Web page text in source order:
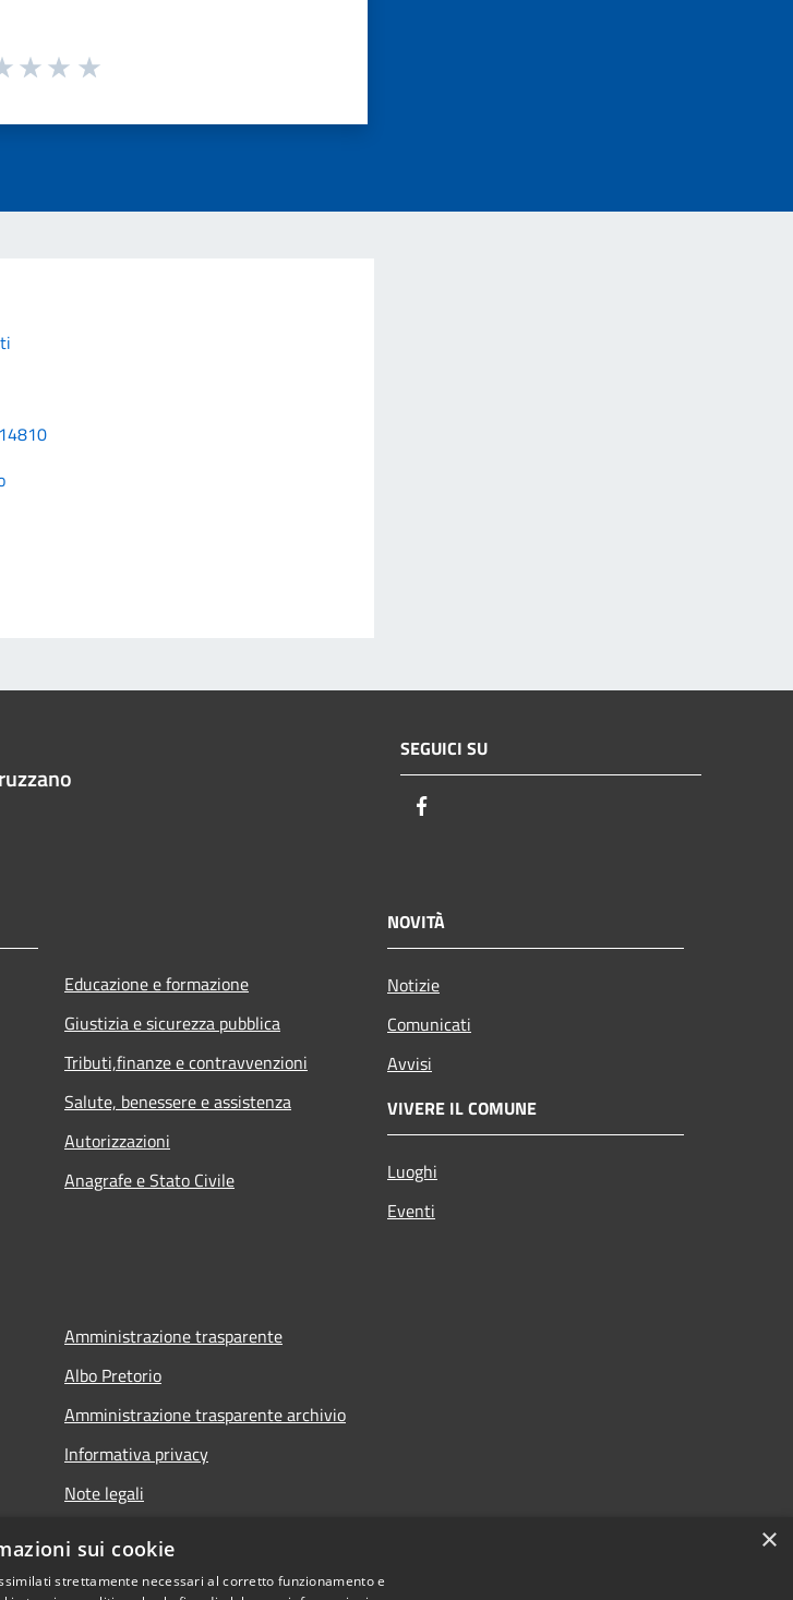
SEGUICI SU
Educazione e formazione
Giustizia e sicurezza pubblica
Tributi,finanze e contravvenzioni
Salute, benessere e assistenza
Autorizzazioni
Anagrafe e Stato Civile
NOVITÀ
Notizie
Comunicati
Avvisi
VIVERE IL COMUNE
Luoghi
Eventi
Amministrazione trasparente
Albo Pretorio
Amministrazione trasparente archivio
Informativa privacy
Note legali
×
sui cookie
strettamente necessari al corretto funzionamento e